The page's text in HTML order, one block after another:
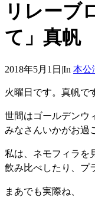
リレーブ
て」真帆
2018年5月1日 |In 本公
火曜日です。真帆で
世間はゴールデンウ
みなさんいかがお過
私は、ネモフィラを
飲み比べしたり、プ
まあでも実際ね、